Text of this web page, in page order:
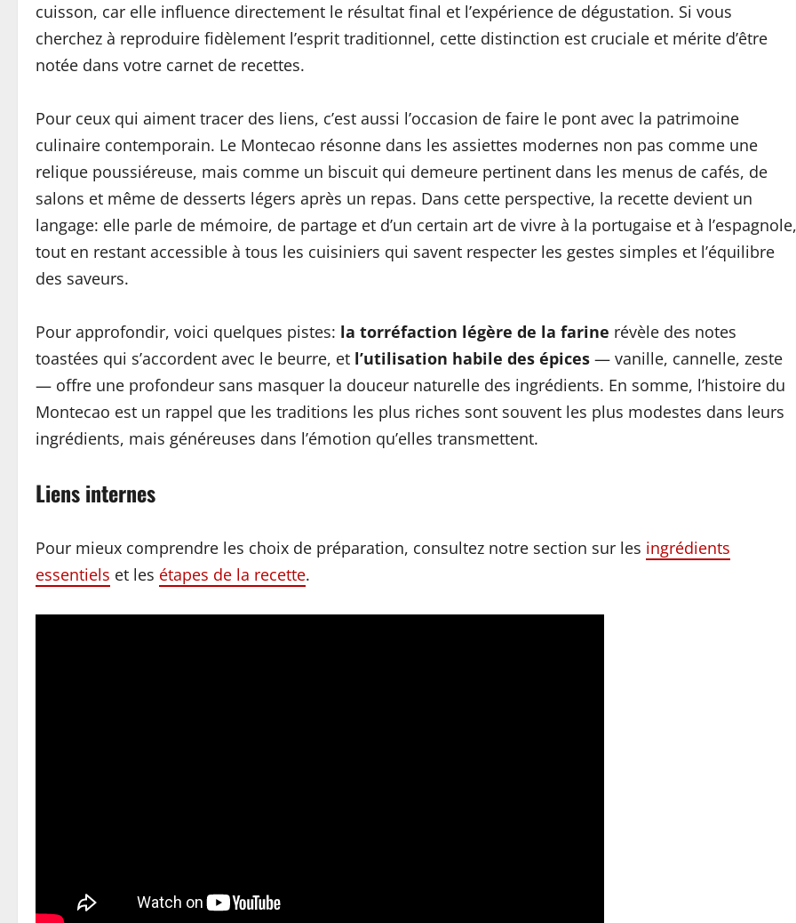
cuisson, car elle influence directement le résultat final et l’expérience de dégustation. Si vous
cherchez à reproduire fidèlement l’esprit traditionnel, cette distinction est cruciale et mérite d’être
notée dans votre carnet de recettes.
Pour ceux qui aiment tracer des liens, c’est aussi l’occasion de faire le pont avec la patrimoine
culinaire contemporain. Le Montecao résonne dans les assiettes modernes non pas comme une
relique poussiéreuse, mais comme un biscuit qui demeure pertinent dans les menus de cafés, de
salons et même de desserts légers après un repas. Dans cette perspective, la recette devient un
langage: elle parle de mémoire, de partage et d’un certain art de vivre à la portugaise et à l’espagnole,
tout en restant accessible à tous les cuisiniers qui savent respecter les gestes simples et l’équilibre
des saveurs.
Pour approfondir, voici quelques pistes: la torréfaction légère de la farine révèle des notes
toastées qui s’accordent avec le beurre, et l’utilisation habile des épices — vanille, cannelle, zeste
— offre une profondeur sans masquer la douceur naturelle des ingrédients. En somme, l’histoire du
Montecao est un rappel que les traditions les plus riches sont souvent les plus modestes dans leurs
ingrédients, mais généreuses dans l’émotion qu’elles transmettent.
Liens internes
Pour mieux comprendre les choix de préparation, consultez notre section sur les ingrédients
essentiels et les étapes de la recette.